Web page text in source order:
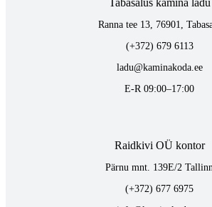
Tabasalus kamina ladu
Ranna tee 13, 76901,
(+372) 679 6113
ladu@kaminakoda.ee
E-R 09:00–17:00
Raidkivi OÜ kontor
Pärnu mnt. 139E/2
(+372) 677 6975